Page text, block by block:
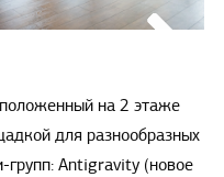
на 2 этаже
для разнообразных
групп: Antigravity (новое